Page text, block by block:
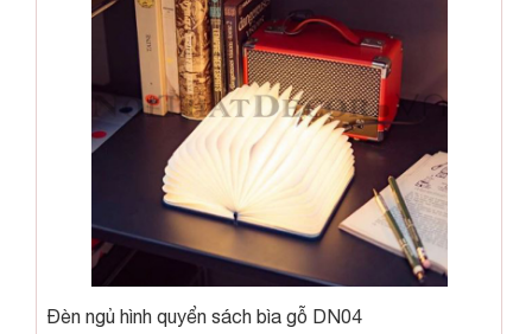
Đèn ngủ hình quyển sách bìa gỗ DN04